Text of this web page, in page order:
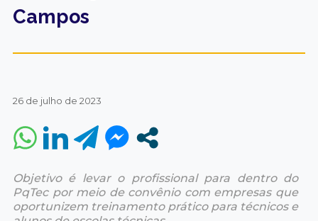
Campos
26 de julho de 2023
Objetivo é levar o profissional para dentro do
PqTec por meio de convênio com empresas que
oportunizem treinamento prático para técnicos e